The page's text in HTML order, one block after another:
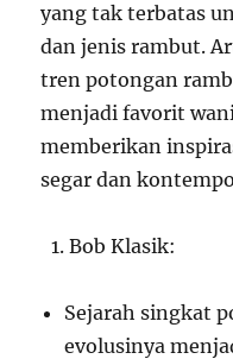
yang tak terbatas
dan jenis rambut.
tren potongan
menjadi favorit
memberikan
segar dan
Bob Klasik:
Sejarah singkat
evolusinya